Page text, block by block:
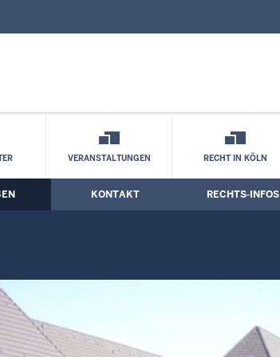
Kontaktformular
VERANSTALTUNGEN RECHT IN KÖLN
KONTAKT RECHTS-INFOS